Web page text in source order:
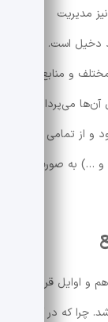
مدیریت
دخیل است. در
و منابع
می‌پردازد
و از تمامی
و …) به صورت
و اوایل قرن
چرا که در آن